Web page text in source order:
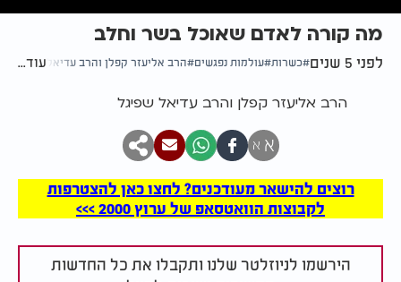
מה קורה לאדם שאוכל בשר וחלב
לפני 5 שנים כשרות עולמות נפגשים הרב אליעזר קפלן והרב עדיאל שפיגל
עוד...
הרב אליעזר קפלן והרב עדיאל שפיגל
א א
רוצים להישאר מעודכנים? לחצו כאן להצטרפות
לקבוצות הוואטסאפ של ערוץ 2000 >>>
הירשמו לניוזלטר שלנו ותקבלו את כל החדשות